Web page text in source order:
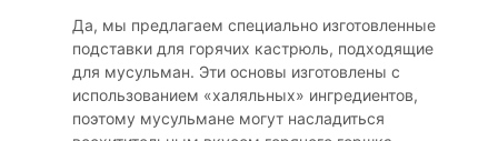
Да, мы предлагаем специально изготовленные
подставки для горячих кастрюль, подходящие
для мусульман. Эти основы изготовлены с
использованием «халяльных» ингредиентов,
поэтому мусульмане могут насладиться